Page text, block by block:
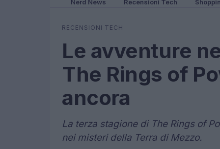
Nerd News Recensioni Tech
RECENSIONI TECH
Le avventure
The Rings of
ancora
La terza stagione di The Rings of
nei misteri della Terra di Mezzo.